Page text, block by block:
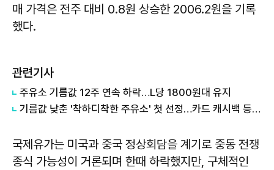
매 가격은 전주 대비 0.8원 상승한 2006.2원을 기록
했다.
관련기사
주유소 기름값 12주 연속 하락…L당 1800원대 유지
기름값 낮춘 '착하디착한 주유소' 첫 선정…카드 캐시백 등 인센티브 확대
국제유가는 미국과 중국 정상회담을 계기로 중동 전쟁
종식 가능성이 거론되며 한때 하락했지만, 구체적인